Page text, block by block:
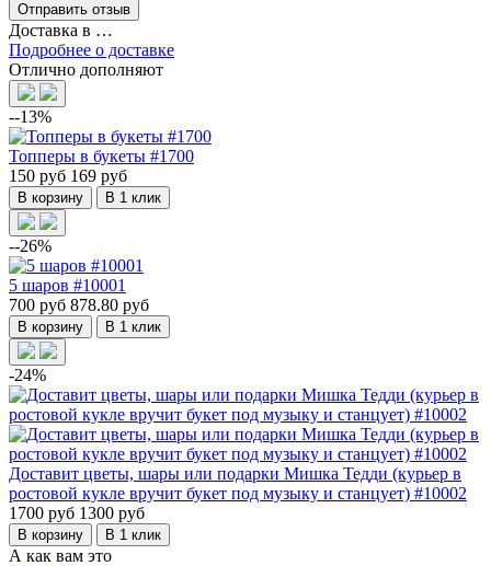
Доставка в …
Подробнее о доставке
Отлично дополняют
--13%
Топперы в букеты #1700
150 руб 169 руб
В корзину В 1 клик
--26%
5 шаров #10001
700 руб 878.80 руб
В корзину В 1 клик
-24%
Доставит цветы, шары или подарки Мишка Тедди (курьер в
ростовой кукле вручит букет под музыку и станцует) #10002
1700 руб 1300 руб
В корзину В 1 клик
А как вам это